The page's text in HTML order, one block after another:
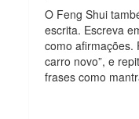
O Feng Shui
escrita. Escreva
como afirmações.
carro novo”, e
frases como